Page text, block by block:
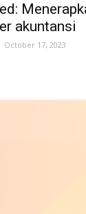
akuntansi
October 17, 2023